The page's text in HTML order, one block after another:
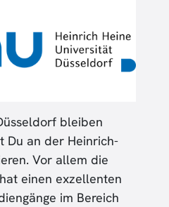
bleiben
Du an der Heinrich-
Vor allem die
einen exzellenten
im Bereich